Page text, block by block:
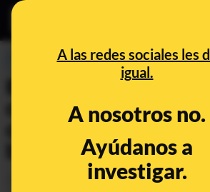
A las redes sociales les
igual.
A nosotros no.
Ayúdanos a
investigar.
PREBUNKING
Buscar mis fotos en
online: cuándo es
ceder nuestros datos
biométricos y qué